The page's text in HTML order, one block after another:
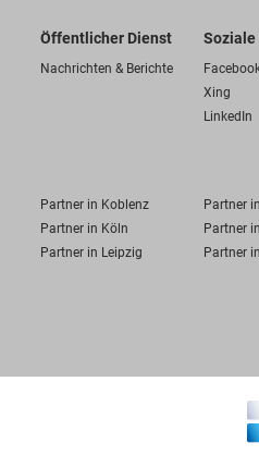
Öffentlicher Dienst
Nachrichten & Berichte
Soziale
Xing
LinkedIn
Partner in Koblenz
Partner
Partner in Köln
Partner
Partner in Leipzig Partner